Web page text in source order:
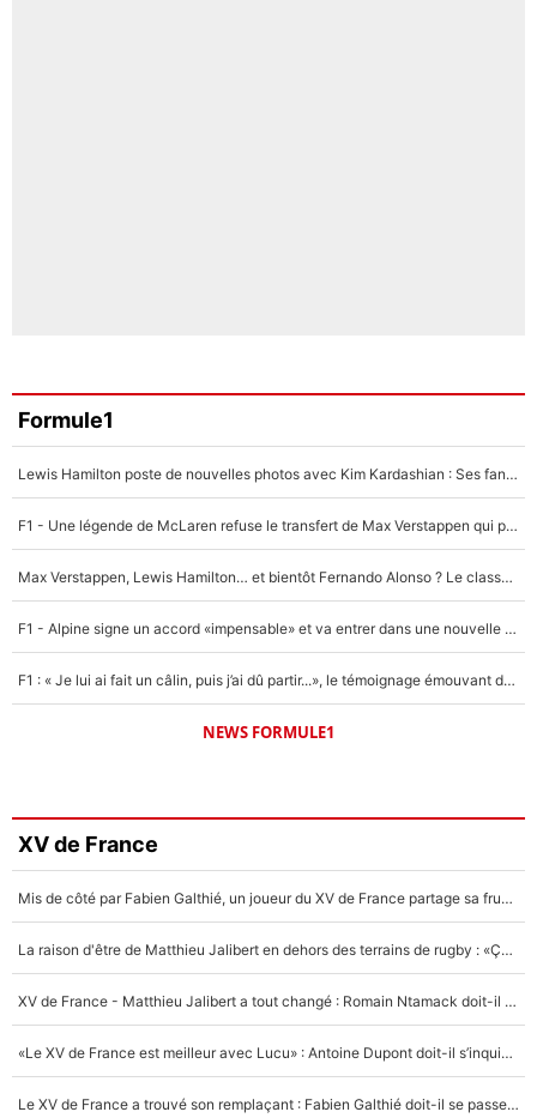
Formule1
Lewis Hamilton poste de nouvelles photos avec Kim Kardashian : Ses fans le voient déjà redevenir champion du monde de F1 grâce à elle !
F1 - Une légende de McLaren refuse le transfert de Max Verstappen qui pourrait «faire des vagues» et plomber l'ambiance dans l'équipe
Max Verstappen, Lewis Hamilton… et bientôt Fernando Alonso ? Le classement des pilotes les mieux payés en Formule 1 risque de changer !
F1 - Alpine signe un accord «impensable» et va entrer dans une nouvelle dimension : Grande nouvelle pour Pierre Gasly !
F1 : « Je lui ai fait un câlin, puis j’ai dû partir...», le témoignage émouvant de Max Verstappen sur sa fille
NEWS FORMULE1
XV de France
Mis de côté par Fabien Galthié, un joueur du XV de France partage sa frustration : «ils ne me l’ont pas dit tout de suite»
La raison d'être de Matthieu Jalibert en dehors des terrains de rugby : «Ça m'atteint autant que si tu touches à un membre de ma famille»
XV de France - Matthieu Jalibert a tout changé : Romain Ntamack doit-il s’inquiéter pour sa place à un an de la Coupe du monde ?
«Le XV de France est meilleur avec Lucu» : Antoine Dupont doit-il s’inquiéter pour sa place ?
Le XV de France a trouvé son remplaçant : Fabien Galthié doit-il se passer d'Antoine Dupont ?